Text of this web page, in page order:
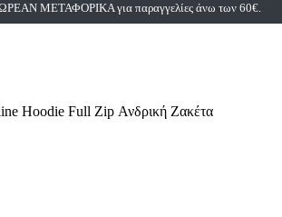
ΜΕΤΑΦΟΡΙΚΑ για παραγγελίες άνω των 60€.
Hoodie Full Zip Ανδρική Ζακέτα